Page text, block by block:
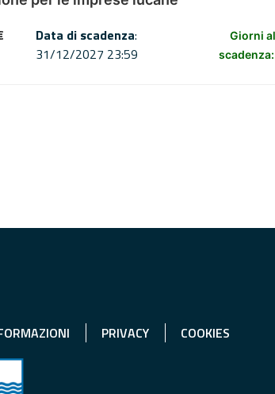
Data di scadenza:
31/12/2027 23:59
Giorni
PRIVACY COOKIES